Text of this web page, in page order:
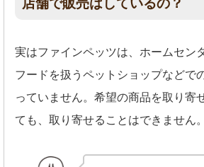
店舗で販売はしているの？
実はファインペッツは、ホームセン
フードを扱うペットショップなどで
っていません。希望の商品を取り寄
ても、取り寄せることはできません。